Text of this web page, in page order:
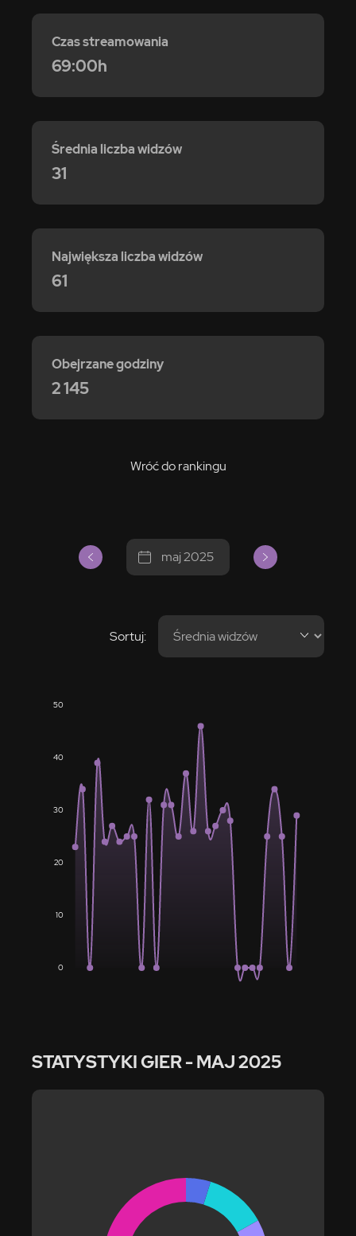
Wróć do rankingu
Czas streamowania
69:00h
Średnia liczba widzów
31
Największa liczba widzów
61
Obejrzane godziny
2 145
maj 2025
Sortuj:
0
10
20
30
40
50
STATYSTYKI GIER- MAJ 2025